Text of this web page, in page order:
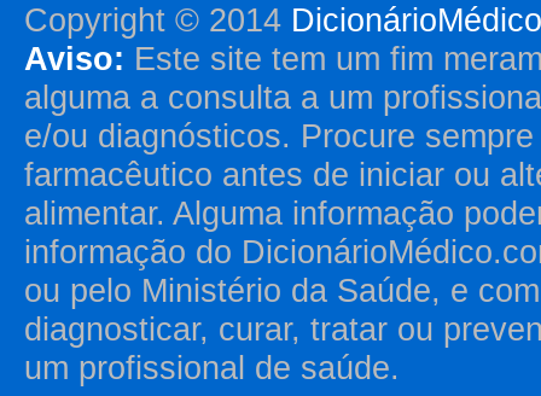
Copyright © 2014
Aviso: Este site tem um fim
alguma a consulta a um
e/ou diagnósticos. Procure
farmacêutico antes de iniciar ou
alimentar. Alguma informação
informação do
ou pelo Ministério da Saúde, e
diagnosticar, curar, tratar ou
um profissional de saúde.